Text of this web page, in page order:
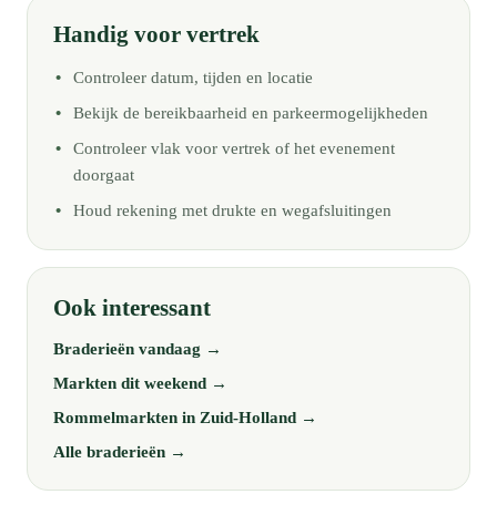
Handig voor vertrek
Controleer datum, tijden en locatie
Bekijk de bereikbaarheid en parkeermogelijkheden
Controleer vlak voor vertrek of het evenement
doorgaat
Houd rekening met drukte en wegafsluitingen
Ook interessant
Braderieën vandaag →
Markten dit weekend →
Rommelmarkten in Zuid-Holland →
Alle braderieën →